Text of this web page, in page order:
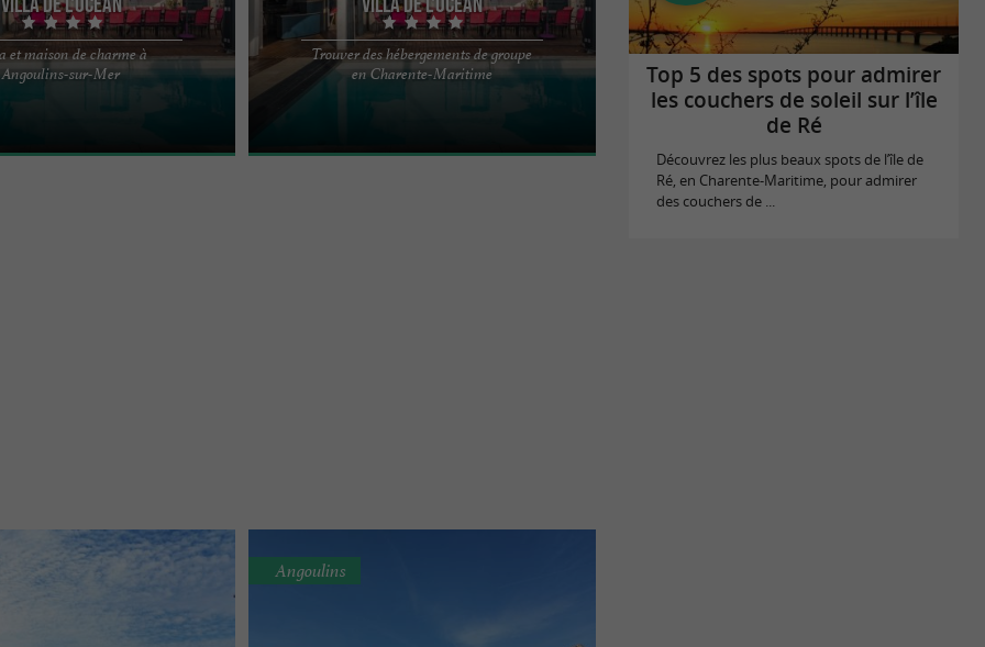
et maison de charme à
Angoulins-sur-Mer
: chaleureux ensemble Villa
de charme Très bel ensemble
Trouver des hébergements de groupe
en Charente-Maritime
"Villa de l'Océan" : chaleureux ensemble Villa
stylée et maison de charme Très bel ensemble
Angoulins
Top 5 des spots pour admirer
les couchers de soleil sur l’île
de Ré
Découvrez les plus beaux spots de l’île de
Ré, en Charente-Maritime, pour admirer
des couchers de ...